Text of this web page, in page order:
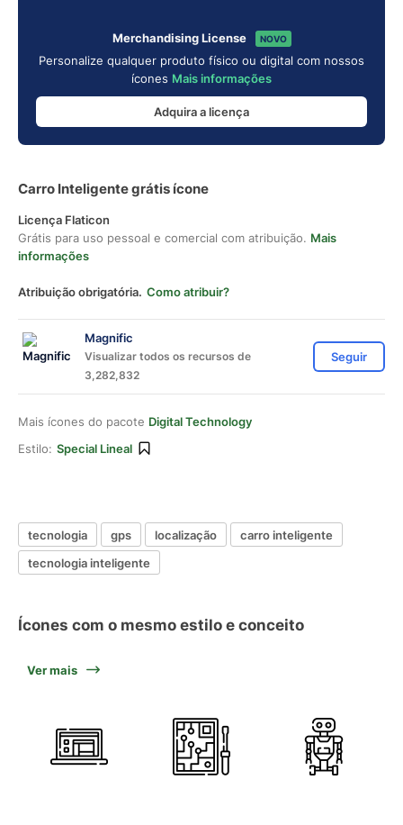
Merchandising License NOVO
Personalize qualquer produto físico ou digital com nossos
ícones Mais informações
Adquira a licença
Carro Inteligente grátis ícone
Licença Flaticon
Grátis para uso pessoal e comercial com atribuição. Mais
informações
Atribuição obrigatória. Como atribuir?
Magnific
Visualizar todos os recursos de
3,282,832
Seguir
Mais ícones do pacote Digital Technology
Estilo: Special Lineal
tecnologia gps localização
carro inteligente
tecnologia inteligente
Ícones com o mesmo estilo e conceito
Ver mais